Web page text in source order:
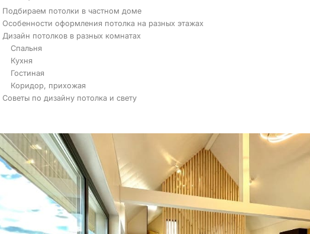
Подбираем потолки в частном доме
Особенности оформления потолка на разных этажах
Дизайн потолков в разных комнатах
Спальня
Кухня
Гостиная
Коридор, прихожая
Советы по дизайну потолка и свету